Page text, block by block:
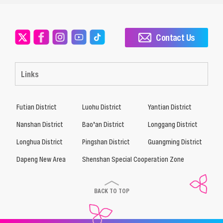
Links
Contact Us
Futian District Luohu District
Yantian District
Nanshan District
Bao’an District
Longgang District
Longhua District
Pingshan District
Guangming District
Dapeng New Area
Shenshan Special Cooperation Zone
BACK TO TOP